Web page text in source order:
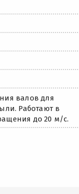
валов для
Работают в
до 20 м/с.